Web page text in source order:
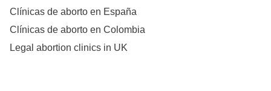
Clínicas de aborto en España
Clínicas de aborto en Colombia
Legal abortion clinics in UK